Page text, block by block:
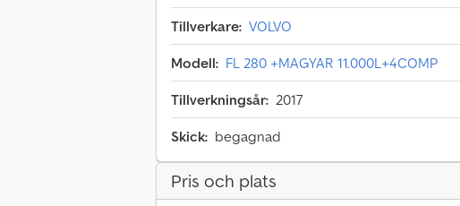
Tillverkare: VOLVO
Modell: FL 280 +MAGYAR 11.000L+4COMP
Tillverkningsår: 2017
Skick: begagnad
Pris och plats